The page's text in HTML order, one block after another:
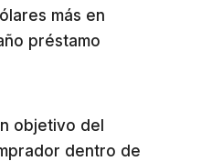
más en
préstamo
objetivo del
dentro de